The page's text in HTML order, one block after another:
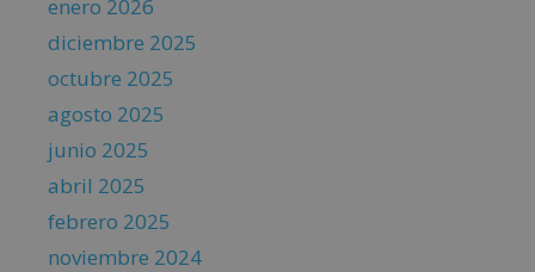
enero 2026
diciembre 2025
octubre 2025
agosto 2025
junio 2025
abril 2025
febrero 2025
noviembre 2024